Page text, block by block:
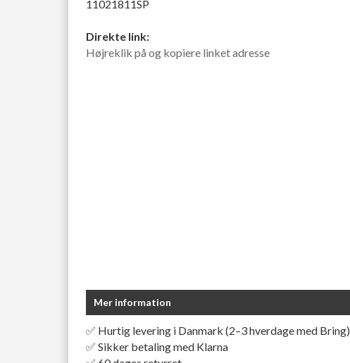
11021811SP
Direkte link:
Højreklik på og kopiere linket adresse
Mer information
✅ Hurtig levering i Danmark (2–3 hverdage med Bring)
✅ Sikker betaling med Klarna